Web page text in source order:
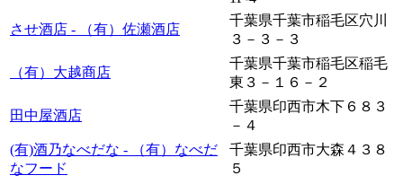
させ酒店 - （有）佐瀬酒店
千葉県千葉市稲毛区穴川
３－３－３
（有）大越商店
千葉県千葉市稲毛区稲毛
東３－１６－２
田中屋酒店
千葉県印西市木下６８３
－４
(有)酒乃なべだな - （有）なべだ
なフード
千葉県印西市大森４３８
５